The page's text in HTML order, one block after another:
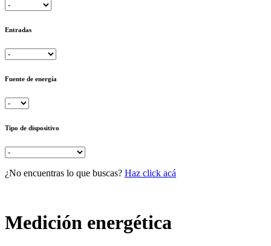
Entradas
Fuente de energía
Tipo de dispositivo
¿No encuentras lo que buscas? Haz click acá
Medición energética